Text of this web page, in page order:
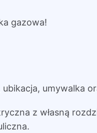
gazowa!
umywalka
z własną